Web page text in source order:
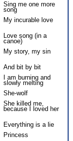
Sing me one more
song
My incurable love
Love song (in a
canoe)
My story, my sin
And bit by bit
I am burning and
slowly melting
She-wolf
She killed me,
because I loved her
Everything is a lie
Princess